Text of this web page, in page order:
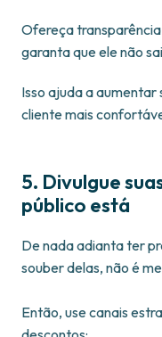
Ofereça
garanta que ele não
Isso ajuda a
cliente mais
5. Divulgue
público está
De nada adianta ter
souber delas, não é
Então, use canais